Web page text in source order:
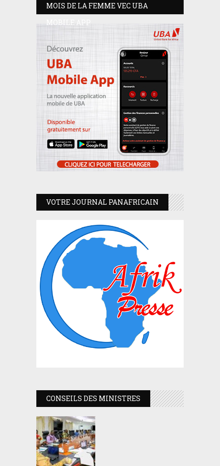
MOIS DE LA FEMME VEC UBA
MOBILE APP
VOTRE JOURNAL PANAFRICAIN
CONSEILS DES MINISTRES